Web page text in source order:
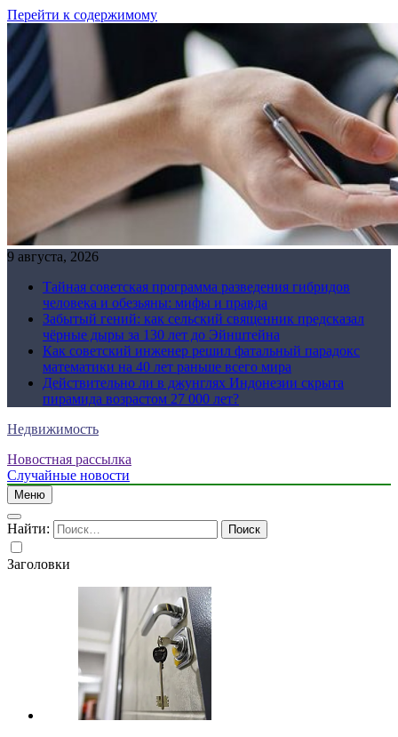
Перейти к содержимому
9 августа, 2026
Тайная советская программа разведения гибридов
человека и обезьяны: мифы и правда
Забытый гений: как сельский священник предсказал
чёрные дыры за 130 лет до Эйнштейна
Как советский инженер решил фатальный парадокс
математики на 40 лет раньше всего мира
Действительно ли в джунглях Индонезии скрыта
пирамида возрастом 27 000 лет?
Недвижимость
Новостная рассылка
Случайные новости
Меню
Найти:
Заголовки